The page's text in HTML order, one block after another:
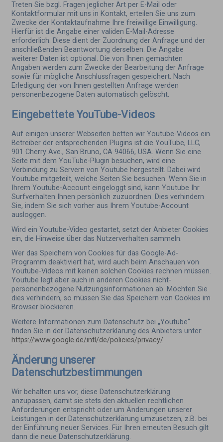
Treten Sie bzgl. Fragen jeglicher Art per E-Mail oder
Kontaktformular mit uns in Kontakt, erteilen Sie uns zum
Zwecke der Kontaktaufnahme Ihre freiwillige Einwilligung.
Hierfür ist die Angabe einer validen E-Mail-Adresse
erforderlich. Diese dient der Zuordnung der Anfrage und der
anschließenden Beantwortung derselben. Die Angabe
weiterer Daten ist optional. Die von Ihnen gemachten
Angaben werden zum Zwecke der Bearbeitung der Anfrage
sowie für mögliche Anschlussfragen gespeichert. Nach
Erledigung der von Ihnen gestellten Anfrage werden
personenbezogene Daten automatisch gelöscht.
Eingebettete YouTube-Videos
Auf einigen unserer Webseiten betten wir Youtube-Videos ein.
Betreiber der entsprechenden Plugins ist die YouTube, LLC,
901 Cherry Ave., San Bruno, CA 94066, USA. Wenn Sie eine
Seite mit dem YouTube-Plugin besuchen, wird eine
Verbindung zu Servern von Youtube hergestellt. Dabei wird
Youtube mitgeteilt, welche Seiten Sie besuchen. Wenn Sie in
Ihrem Youtube-Account eingeloggt sind, kann Youtube Ihr
Surfverhalten Ihnen persönlich zuzuordnen. Dies verhindern
Sie, indem Sie sich vorher aus Ihrem Youtube-Account
ausloggen.
Wird ein Youtube-Video gestartet, setzt der Anbieter Cookies
ein, die Hinweise über das Nutzerverhalten sammeln.
Wer das Speichern von Cookies für das Google-Ad-
Programm deaktiviert hat, wird auch beim Anschauen von
Youtube-Videos mit keinen solchen Cookies rechnen müssen.
Youtube legt aber auch in anderen Cookies nicht-
personenbezogene Nutzungsinformationen ab. Möchten Sie
dies verhindern, so müssen Sie das Speichern von Cookies im
Browser blockieren.
Weitere Informationen zum Datenschutz bei „Youtube“
finden Sie in der Datenschutzerklärung des Anbieters unter:
https://www.google.de/intl/de/policies/privacy/
Änderung unserer
Datenschutzbestimmungen
Wir behalten uns vor, diese Datenschutzerklärung
anzupassen, damit sie stets den aktuellen rechtlichen
Anforderungen entspricht oder um Änderungen unserer
Leistungen in der Datenschutzerklärung umzusetzen, z.B. bei
der Einführung neuer Services. Für Ihren erneuten Besuch gilt
dann die neue Datenschutzerklärung.